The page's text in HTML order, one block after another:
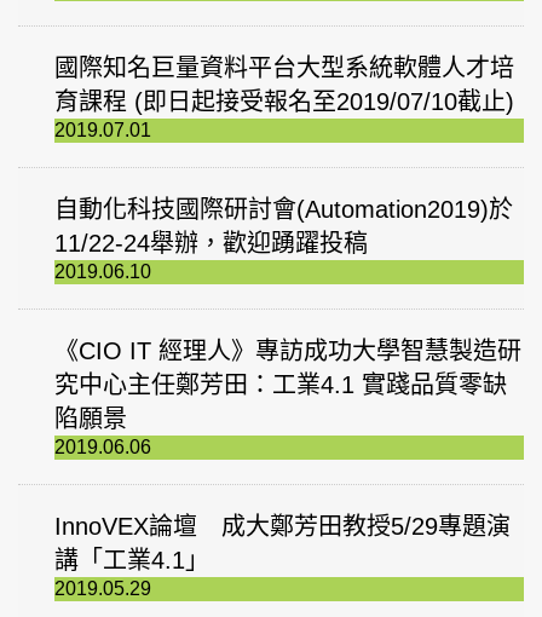
國際知名巨量資料平台大型系統軟體人才培
育課程 (即日起接受報名至2019/07/10截止)
2019.07.01
自動化科技國際研討會(Automation2019)於
11/22-24舉辦，歡迎踴躍投稿
2019.06.10
《CIO IT 經理人》專訪成功大學智慧製造研
究中心主任鄭芳田：工業4.1 實踐品質零缺
陷願景
2019.06.06
InnoVEX論壇 成大鄭芳田教授5/29專題演
講「工業4.1」
2019.05.29